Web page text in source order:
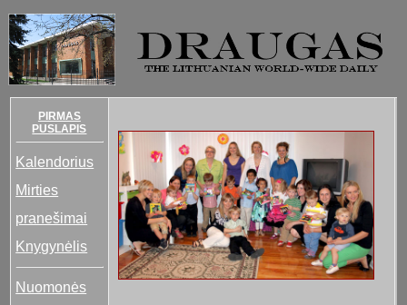
PIRMAS
PUSLAPIS
Kalendorius
Mirties
pranešimai
Knygynėlis
Nuomonės